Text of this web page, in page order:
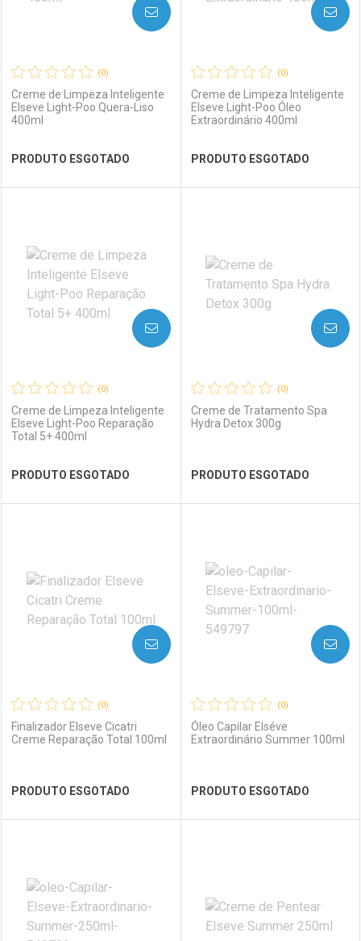
Ver Desconto Convênio Ver Desconto Convênio
(0)
Creme de Limpeza Inteligente
Elseve Light-Poo Quera-Liso
400ml
PRODUTO ESGOTADO
AVISE-ME
Laboratório
Ver Desconto Convênio
Por Menos
(0)
Creme de Limpeza Inteligente
Elseve Light-Poo Óleo
Extraordinário 400ml
PRODUTO ESGOTADO
AVISE-ME
Laboratório
Ver Desconto Convênio
Por Menos
(0)
Creme de Limpeza Inteligente
Elseve Light-Poo Reparação
Total 5+ 400ml
PRODUTO ESGOTADO
AVISE-ME
Laboratório
Ver Desconto Convênio
Por Menos
(0)
Creme de Tratamento Spa
Hydra Detox 300g
PRODUTO ESGOTADO
AVISE-ME
Laboratório
Ver Desconto Convênio
Por Menos
(0)
Finalizador Elseve Cicatri
Creme Reparação Total 100ml
PRODUTO ESGOTADO
AVISE-ME
Laboratório
Por Menos
(0)
Óleo Capilar Elséve
Extraordinário Summer 100ml
PRODUTO ESGOTADO
AVISE-ME